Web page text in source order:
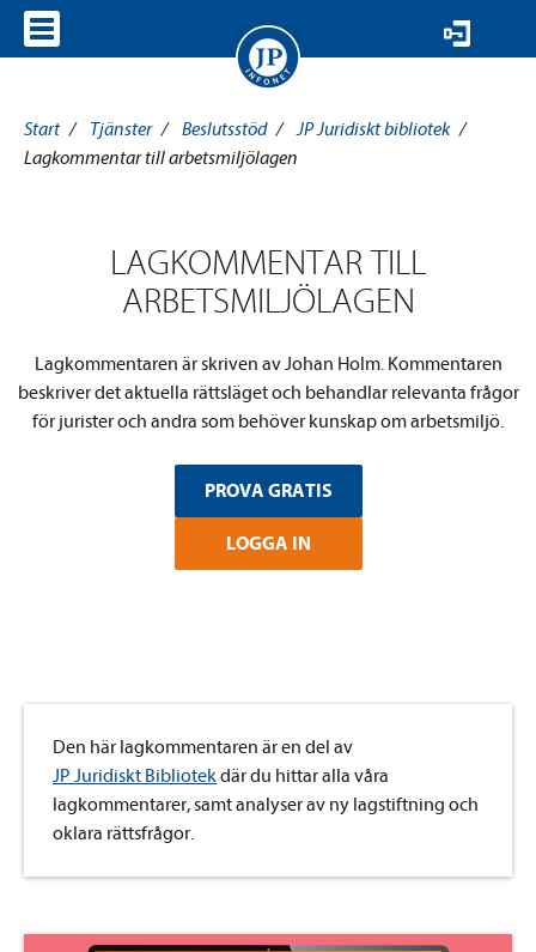
Start / Tjänster / Beslutsstöd / JP Juridiskt bibliotek /
Lagkommentar till arbetsmiljölagen
LAGKOMMENTAR TILL
ARBETSMILJÖLAGEN
Lagkommentaren är skriven av Johan Holm. Kommentaren
beskriver det aktuella rättsläget och behandlar relevanta frågor
för jurister och andra som behöver kunskap om arbetsmiljö.
PROVA GRATIS
LOGGA IN
Den här lagkommentaren är en del av
JP Juridiskt Bibliotekdär du hittar alla våra
lagkommentarer, samt analyser av ny lagstiftning och
oklara rättsfrågor.